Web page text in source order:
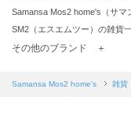
Samansa Mos2 home's（サ
SM2（エスエムツー）の雑貨
TSUHARU by Samansa Mos2
Samansa Mos2 blue（サマン
その他のブランド ＋
Samansa Mos2 home's 雑貨